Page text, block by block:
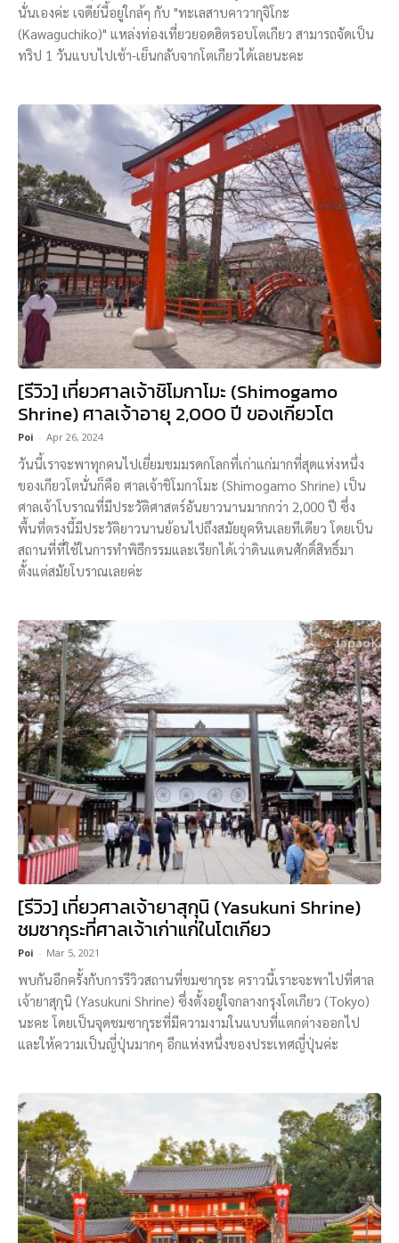
นั่นเองค่ะ เจดีย์นี้อยู่ใกล้ๆ กับ "ทะเลสาบคาวากุจิโกะ
(Kawaguchiko)" แหล่งท่องเที่ยวยอดฮิตรอบโตเกียว สามารถจัดเป็น
ทริป 1 วันแบบไปเช้า-เย็นกลับจากโตเกียวได้เลยนะคะ
[รีวิว] เที่ยวศาลเจ้าชิโมกาโมะ (Shimogamo
Shrine) ศาลเจ้าอายุ 2,000 ปี ของเกียวโต
Poi - Apr 26, 2024
วันนี้เราจะพาทุกคนไปเยี่ยมชมมรดกโลกที่เก่าแก่มากที่สุดแห่งหนึ่ง
ของเกียวโตนั่นก็คือ ศาลเจ้าชิโมกาโมะ (Shimogamo Shrine) เป็น
ศาลเจ้าโบราณที่มีประวัติศาสตร์อันยาวนานมากกว่า 2,000 ปี ซึ่ง
พื้นที่ตรงนี้มีประวัติยาวนานย้อนไปถึงสมัยยุคหินเลยทีเดียว โดยเป็น
สถานที่ที่ใช้ในการทำพิธีกรรมและเรียกได้เว่าดินแดนศักดิ์สิทธิ์มา
ตั้งแต่สมัยโบราณเลยค่ะ
[รีวิว] เที่ยวศาลเจ้ายาสุกุนิ (Yasukuni Shrine)
ชมซากุระที่ศาลเจ้าเก่าแก่ในโตเกียว
Poi - Mar 5, 2021
พบกันอีกครั้งกับการรีวิวสถานที่ชมซากุระ คราวนี้เราะจะพาไปที่ศาล
เจ้ายาสุกุนิ (Yasukuni Shrine) ซึ่งตั้งอยู่ใจกลางกรุงโตเกียว (Tokyo)
นะคะ โดยเป็นจุดชมซากุระที่มีความงามในแบบที่แตกต่างออกไป
และให้ความเป็นญี่ปุ่นมากๆ อีกแห่งหนึ่งของประเทศญี่ปุ่นค่ะ